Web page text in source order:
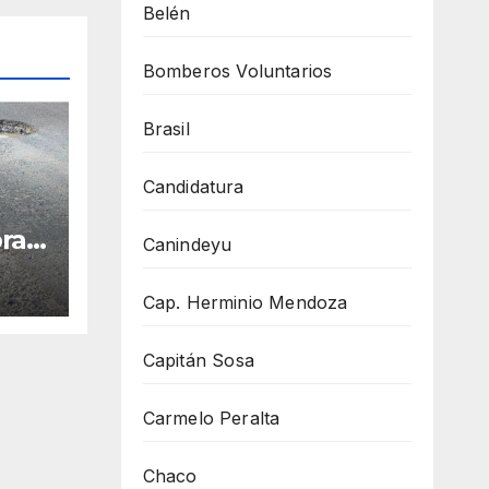
y
Belén
Bomberos Voluntarios
Brasil
Candidatura
Canindeyu
Cap. Herminio Mendoza
Capitán Sosa
Carmelo Peralta
Chaco